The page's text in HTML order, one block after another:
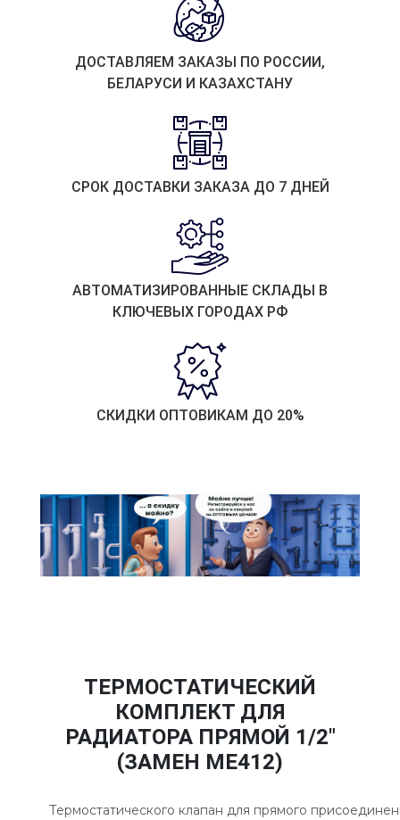
ДОСТАВЛЯЕМ ЗАКАЗЫ ПО РОССИИ,
БЕЛАРУСИ И КАЗАХСТАНУ
СРОК ДОСТАВКИ ЗАКАЗА ДО 7 ДНЕЙ
АВТОМАТИЗИРОВАННЫЕ СКЛАДЫ В
КЛЮЧЕВЫХ ГОРОДАХ РФ
СКИДКИ ОПТОВИКАМ ДО 20%
ТЕРМОСТАТИЧЕСКИЙ
КОМПЛЕКТ ДЛЯ
РАДИАТОРА ПРЯМОЙ 1/2"
(ЗАМЕН ME412)
Термостатического клапан для прямого